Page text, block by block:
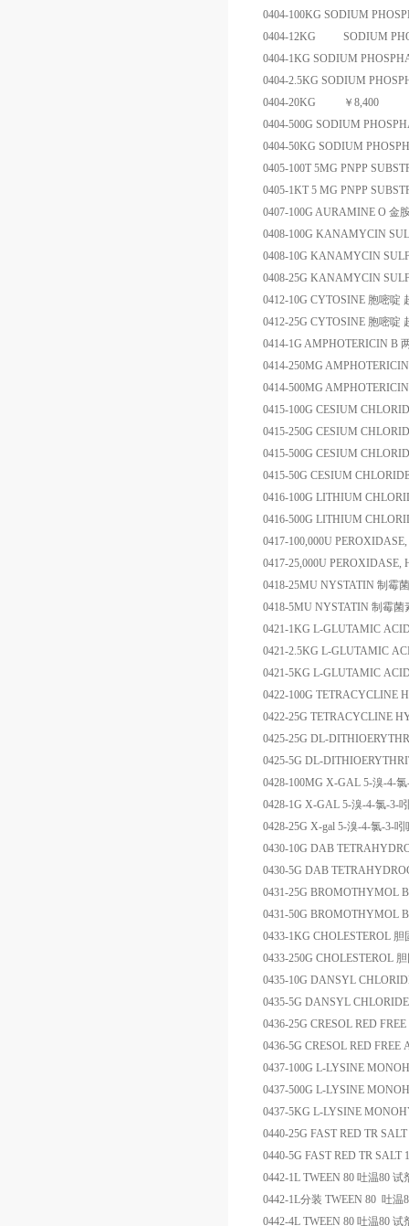
0404-100KG SODIUM
0404-12KG
0404-1KG SODIUM
0404-2.5KG SODIUM
0404-20KG
￥ 8,400
0404-500G SODIUM
0404-50KG SODIUM
0405-100T 5MG PNPP
0405-1KT 5 MG PNPP
0407-100G AURAMINE O 金
0408-100G KANAMYCIN
0408-10G KANAMYCIN
0408-25G KANAMYCIN
0412-10G CYTOSINE 胞嘧啶
0412-25G CYTOSINE 胞嘧啶
0414-1G AMPHOTERICIN B
0414-250MG
0414-500MG
0415-100G CESIUM
0415-250G CESIUM
0415-500G CESIUM
0415-50G CESIUM
0416-100G LITHIUM
0416-500G LITHIUM
0417-100,000U
0417-25,000U PEROXIDASE,
0418-25MU NYSTATIN 制霉
0418-5MU NYSTATIN 制霉菌
0421-1KG L-GLUTAMIC
0421-2.5KG L-GLUTAMIC
0421-5KG L-GLUTAMIC
0422-100G TETRACYCLINE
0422-25G TETRACYCLINE
0425-25G DL-
0425-5G DL-
0428-100MG X-GAL 5-溴-4-氯
0428-1G X-GAL 5-溴-4-氯-3-
0428-25G X-gal 5-溴-4-氯-3-吲
0430-10G DAB
0430-5G DAB
0431-25G BROMOTHYMOL
0431-50G BROMOTHYMOL
0433-1KG CHOLESTEROL 胆
0433-250G CHOLESTEROL
0435-10G DANSYL
0435-5G DANSYL CHLORIDE
0436-25G CRESOL RED
0436-5G CRESOL RED FREE
0437-100G L-LYSINE
0437-500G L-LYSINE
0437-5KG L-LYSINE
0440-25G FAST RED TR
0440-5G FAST RED TR SALT
0442-1L TWEEN 80 吐温80 试
0442-1L分装 TWEEN 80 吐温
0442-4L TWEEN 80 吐温80 试